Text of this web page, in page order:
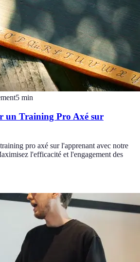
5 min
un Training Pro Axé sur
pro axé sur l'apprenant avec notre
l'efficacité et l'engagement des